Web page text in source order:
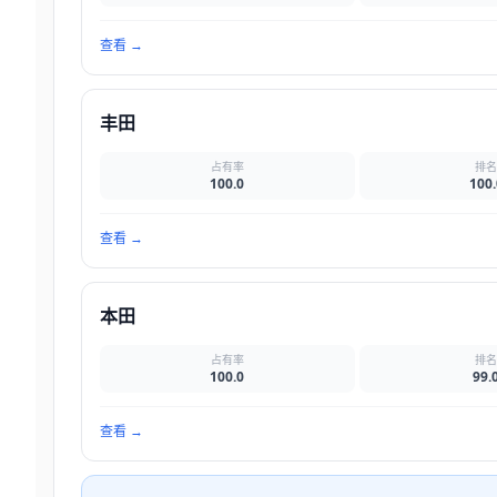
查看 →
丰田
占有率
100.0
排名
查看 →
本田
占有率
100.0
排名
查看 →